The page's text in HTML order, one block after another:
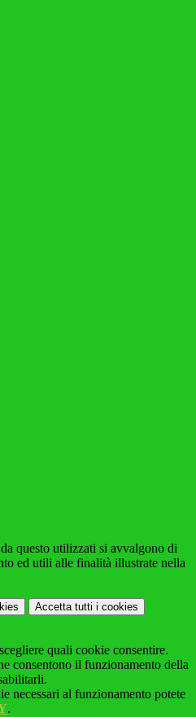
questo utilizzati si avvalgono di
ed utili alle finalità illustrate nella
Accetta tutti i cookies
quali cookie consentire.
consentono il funzionamento della
necessari al funzionamento potete
.